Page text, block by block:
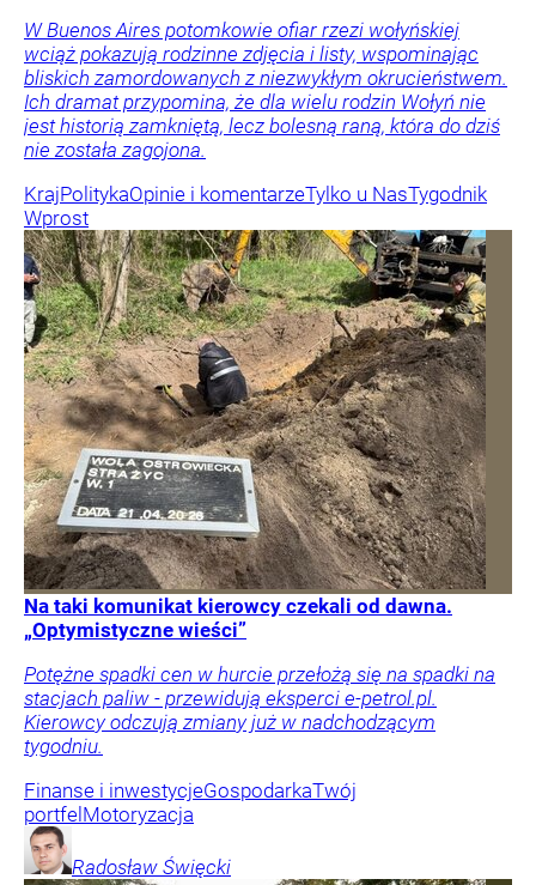
W Buenos Aires potomkowie ofiar rzezi wołyńskiej
wciąż pokazują rodzinne zdjęcia i listy, wspominając
bliskich zamordowanych z niezwykłym okrucieństwem.
Ich dramat przypomina, że dla wielu rodzin Wołyń nie
jest historią zamkniętą, lecz bolesną raną, która do dziś
nie została zagojona.
KrajPolitykaOpinie i komentarzeTylko u NasTygodnik
Wprost
Na taki komunikat kierowcy czekali od dawna.
„Optymistyczne wieści”
Potężne spadki cen w hurcie przełożą się na spadki na
stacjach paliw - przewidują eksperci e-petrol.pl.
Kierowcy odczują zmiany już w nadchodzącym
tygodniu.
Finanse i inwestycjeGospodarkaTwój
portfel Motoryzacja
Radosław Święcki